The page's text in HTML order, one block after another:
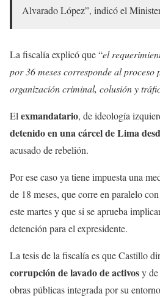
Alvarado López”, indicó el
La fiscalía explicó que “el
por 36 meses corresponde al proceso
organización criminal, colusión y
El exmandatario, de ideología
detenido en una cárcel de Lima
acusado de rebelión.
Por ese caso ya tiene impuesta una
de 18 meses, que corre en paralelo
este martes y que si se aprueba
detención para el expresidente.
La tesis de la fiscalía es que Castillo
corrupción de lavado de activosy
obras públicas integrada por su